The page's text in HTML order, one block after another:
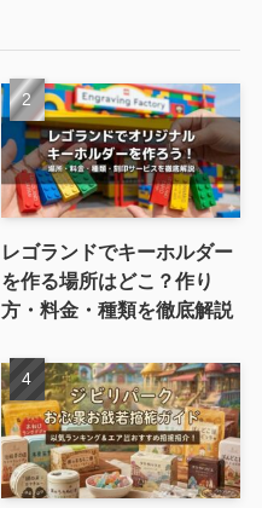
レゴランドでキーホルダー
を作る場所はどこ？作り
方・料金・種類を徹底解説